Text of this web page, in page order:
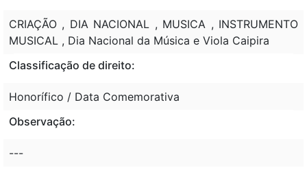
CRIAÇÃO , DIA NACIONAL , MUSICA , INSTRUMENTO
MUSICAL , Dia Nacional da Música e Viola Caipira
Classificação de direito:
Honorífico / Data Comemorativa
Observação:
---